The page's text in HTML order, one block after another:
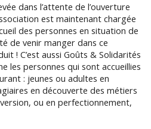
dans l’attente de l’ouverture
est maintenant chargée
des personnes en situation de
de venir manger dans ce
! C’est aussi Goûts & Solidarités
les personnes qui sont accueillies
: jeunes ou adultes en
en découverte des métiers
ou en perfectionnement,